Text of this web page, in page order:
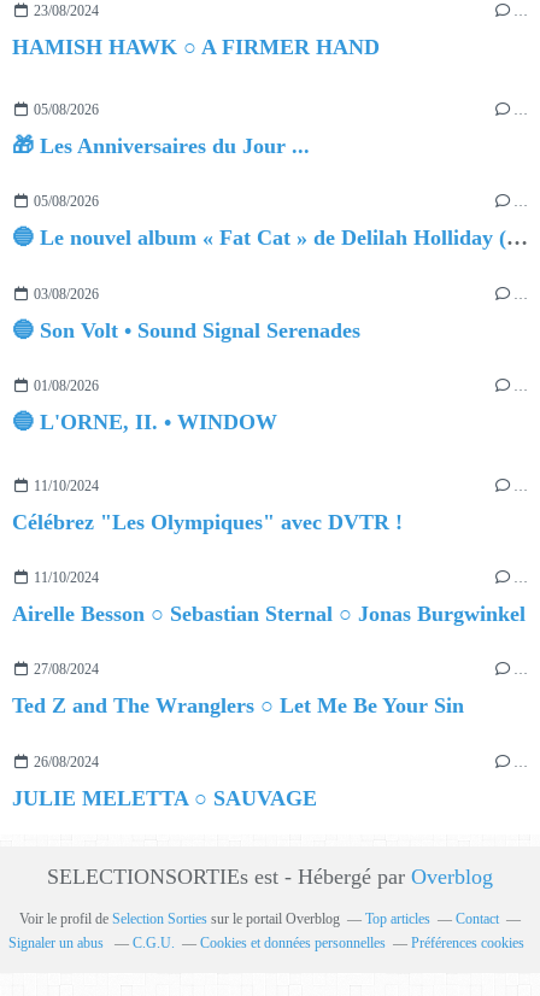
23/08/2024
HAMISH HAWK ○ A FIRMER HAND
05/08/2026 …
🎁 Les Anniversaires du Jour ...
05/08/2026 …
🔵 Le nouvel album « Fat Cat » de Delilah Holliday (sortie le 30 Octobre 2026)
03/08/2026
🔵 Son Volt • Sound Signal Serenades
01/08/2026 …
🔵 L'ORNE, II. • WINDOW
11/10/2024
Célébrez "Les Olympiques" avec DVTR !
11/10/2024 …
Airelle Besson ○ Sebastian Sternal ○ Jonas Burgwinkel
27/08/2024 …
Ted Z and The Wranglers ○ Let Me Be Your Sin
26/08/2024
JULIE MELETTA ○ SAUVAGE
SELECTIONSORTIEs est - Hébergé par Overblog
Voir le profil de Selection Sorties sur le portail Overblog Top articles
Contact
Signaler un abus
C.G.U. Cookies et données personnelles Préférences cookies